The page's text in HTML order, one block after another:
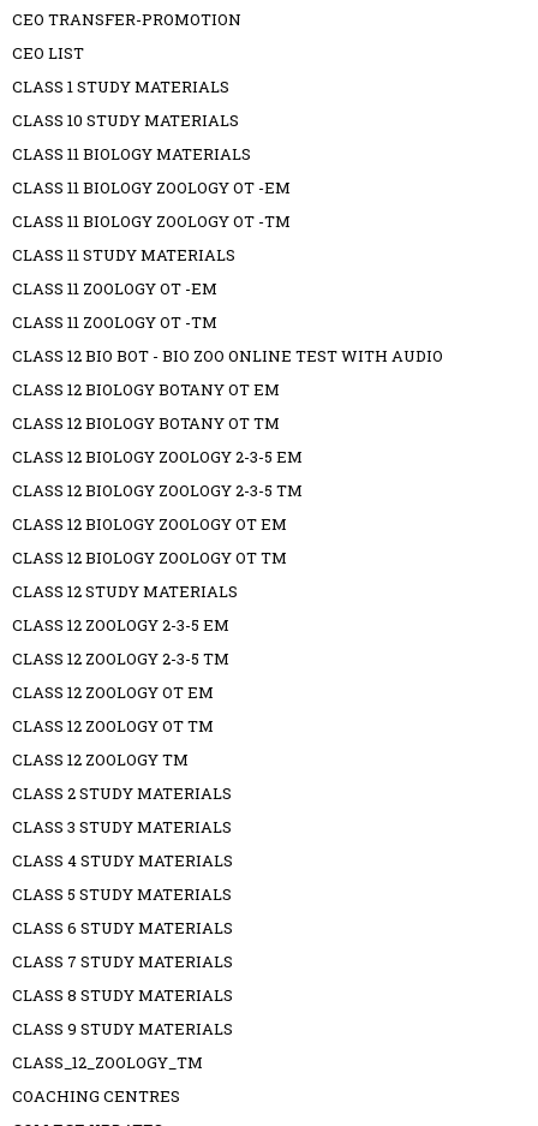
CEO TRANSFER-PROMOTION
CEO LIST
CLASS 1 STUDY MATERIALS
CLASS 10 STUDY MATERIALS
CLASS 11 BIOLOGY MATERIALS
CLASS 11 BIOLOGY ZOOLOGY OT -EM
CLASS 11 BIOLOGY ZOOLOGY OT -TM
CLASS 11 STUDY MATERIALS
CLASS 11 ZOOLOGY OT -EM
CLASS 11 ZOOLOGY OT -TM
CLASS 12 BIO BOT - BIO ZOO ONLINE TEST WITH AUDIO
CLASS 12 BIOLOGY BOTANY OT EM
CLASS 12 BIOLOGY BOTANY OT TM
CLASS 12 BIOLOGY ZOOLOGY 2-3-5 EM
CLASS 12 BIOLOGY ZOOLOGY 2-3-5 TM
CLASS 12 BIOLOGY ZOOLOGY OT EM
CLASS 12 BIOLOGY ZOOLOGY OT TM
CLASS 12 STUDY MATERIALS
CLASS 12 ZOOLOGY 2-3-5 EM
CLASS 12 ZOOLOGY 2-3-5 TM
CLASS 12 ZOOLOGY OT EM
CLASS 12 ZOOLOGY OT TM
CLASS 12 ZOOLOGY TM
CLASS 2 STUDY MATERIALS
CLASS 3 STUDY MATERIALS
CLASS 4 STUDY MATERIALS
CLASS 5 STUDY MATERIALS
CLASS 6 STUDY MATERIALS
CLASS 7 STUDY MATERIALS
CLASS 8 STUDY MATERIALS
CLASS 9 STUDY MATERIALS
CLASS_12_ZOOLOGY_TM
COACHING CENTRES